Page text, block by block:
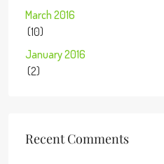
March 2016
(10)
January 2016
(2)
Recent Comments